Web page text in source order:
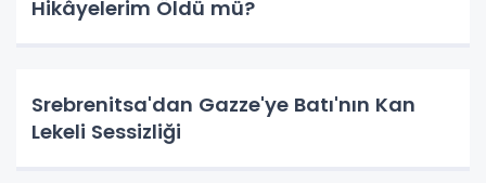
Hikâyelerim Öldü mü?
Srebrenitsa'dan Gazze'ye Batı'nın Kan
Lekeli Sessizliği